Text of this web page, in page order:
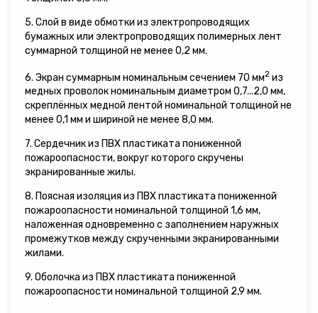
5. Слой в виде обмотки из электропроводящих
бумажных или электропроводящих полимерных лент
суммарной толщиной не менее 0,2 мм.
6. Экран суммарным номинальным сечением 70 мм2 из
медных проволок номинальным диаметром 0,7...2,0 мм,
скреплённых медной лентой номинальной толщиной не
менее 0,1 мм и шириной не менее 8,0 мм.
7. Сердечник из ПВХ пластиката пониженной
пожароопасности, вокруг которого скручены
экранированные жилы.
8. Поясная изоляция из ПВХ пластиката пониженной
пожароопасности номинальной толщиной 1,6 мм,
наложенная одновременно с заполнением наружных
промежутков между скрученными экранированными
жилами.
9. Оболочка из ПВХ пластиката пониженной
пожароопасности номинальной толщиной 2,9 мм.